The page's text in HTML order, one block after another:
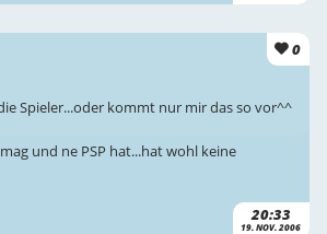
0
20:33
19. NOV. 2006
Spieler...oder kommt nur mir das so vor^^
und ne PSP hat...hat wohl keine